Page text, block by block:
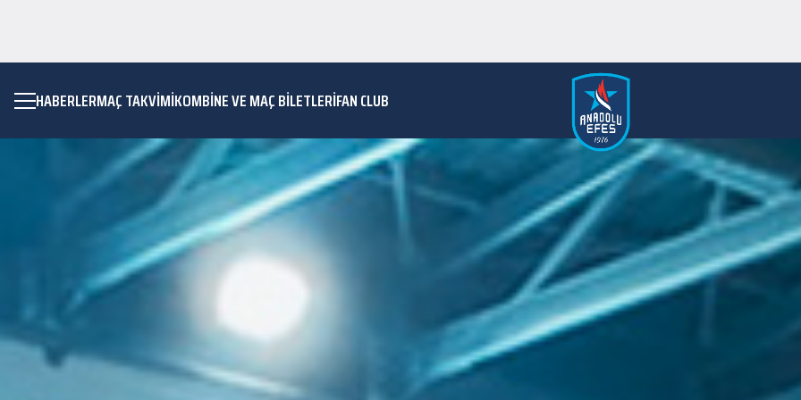
HABERLERMAÇ TAKVIMIKOMBİNE VE MAÇ BİLETLERİFAN CLUB